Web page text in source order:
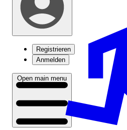
Registrieren
Anmelden
Open main menu